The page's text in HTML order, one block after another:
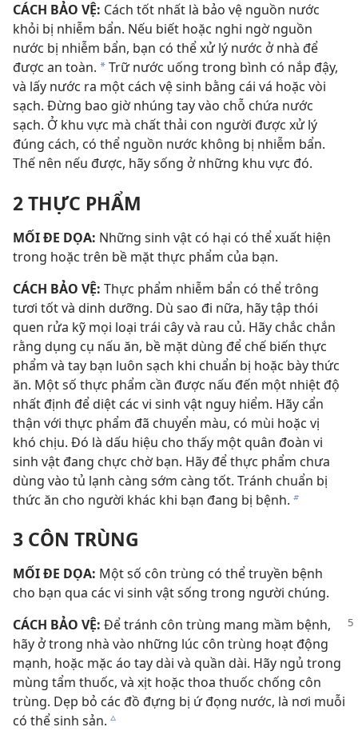
CÁCH BẢO VỆ: Cách tốt nhất là bảo vệ nguồn nước
khỏi bị nhiễm bẩn. Nếu biết hoặc nghi ngờ nguồn
nước bị nhiễm bẩn, bạn có thể xử lý nước ở nhà để
được an toàn. aTrữ nước uống trong bình có nắp đậy,
và lấy nước ra một cách vệ sinh bằng cái vá hoặc vòi
sạch. Đừng bao giờ nhúng tay vào chỗ chứa nước
sạch. Ở khu vực mà chất thải con người được xử lý
đúng cách, có thể nguồn nước không bị nhiễm bẩn.
Thế nên nếu được, hãy sống ở những khu vực đó.
2 THỰC PHẨM
MỐI ĐE DỌA: Những sinh vật có hại có thể xuất hiện
trong hoặc trên bề mặt thực phẩm của bạn.
CÁCH BẢO VỆ: Thực phẩm nhiễm bẩn có thể trông
tươi tốt và dinh dưỡng. Dù sao đi nữa, hãy tập thói
quen rửa kỹ mọi loại trái cây và rau củ. Hãy chắc chắn
rằng dụng cụ nấu ăn, bề mặt dùng để chế biến thực
phẩm và tay bạn luôn sạch khi chuẩn bị hoặc bày thức
ăn. Một số thực phẩm cần được nấu đến một nhiệt độ
nhất định để diệt các vi sinh vật nguy hiểm. Hãy cẩn
thận với thực phẩm đã chuyển màu, có mùi hoặc vị
khó chịu. Đó là dấu hiệu cho thấy một quân đoàn vi
sinh vật đang chực chờ bạn. Hãy để thực phẩm chưa
dùng vào tủ lạnh càng sớm càng tốt. Tránh chuẩn bị
thức ăn cho người khác khi bạn đang bị bệnh. b
3 CÔN TRÙNG
MỐI ĐE DỌA: Một số côn trùng có thể truyền bệnh
cho bạn qua các vi sinh vật sống trong người chúng.
CÁCH BẢO VỆ: Để tránh côn trùng mang mầm bệnh,
hãy ở trong nhà vào những lúc côn trùng hoạt động
mạnh, hoặc mặc áo tay dài và quần dài. Hãy ngủ trong
mùng tẩm thuốc, và xịt hoặc thoa thuốc chống côn
trùng. Dẹp bỏ các đồ đựng bị ứ đọng nước, là nơi muỗi
có thể sinh sản. c